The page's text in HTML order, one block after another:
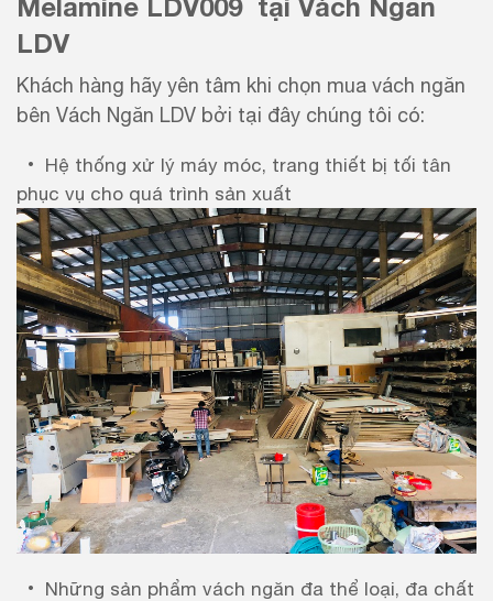
Melamine LDV009 tại Vách Ngăn
LDV
Khách hàng hãy yên tâm khi chọn mua vách ngăn
bên Vách Ngăn LDV bởi tại đây chúng tôi có:
Hệ thống xử lý máy móc, trang thiết bị tối tân
phục vụ cho quá trình sản xuất
Những sản phẩm vách ngăn đa thể loại, đa chất